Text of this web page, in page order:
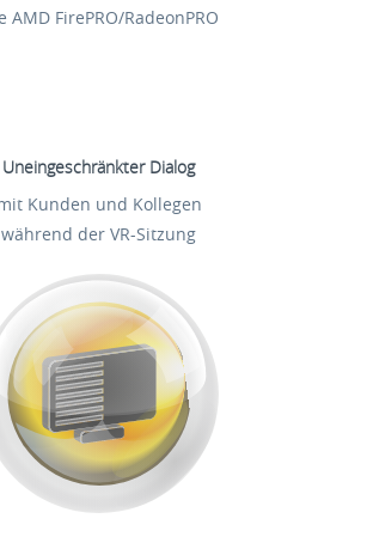
AMD FirePRO/RadeonPRO
Uneingeschränkter Dialog
Kunden und Kollegen
während der VR-Sitzung